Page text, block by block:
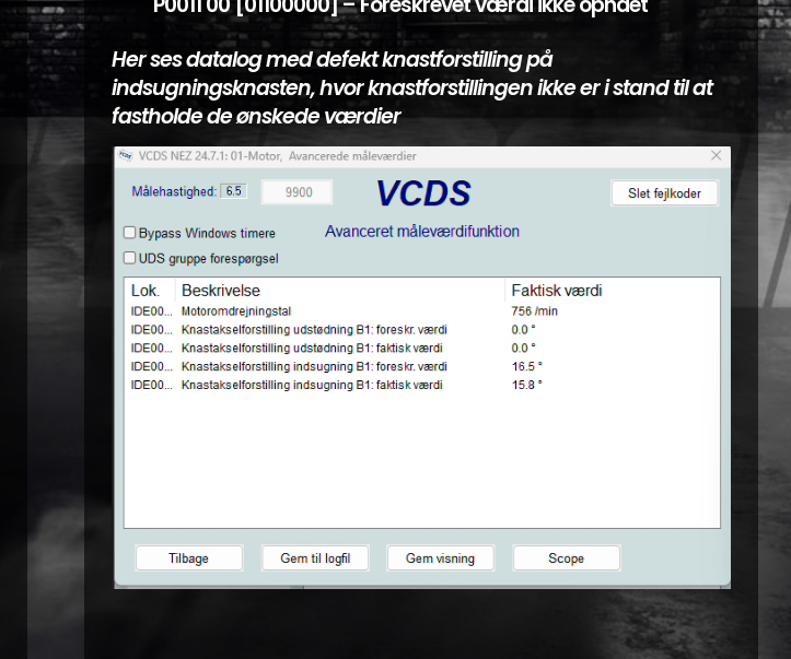
Her ses datalog med defekt knastforstilling på
indsugningsknasten, hvor knastforstillingen ikke er i stand til at
fastholde de ønskede værdier